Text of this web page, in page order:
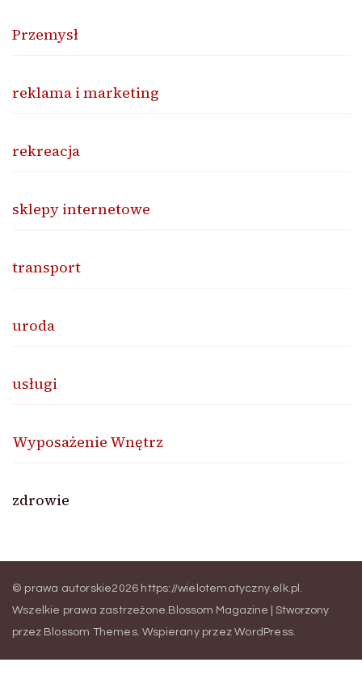
Przemysł
reklama i marketing
rekreacja
sklepy internetowe
transport
uroda
usługi
Wyposażenie Wnętrz
zdrowie
© prawa autorskie2026 https://wielotematyczny.elk.pl .
Wszelkie prawa zastrzeżone. Blossom Magazine | Stworzony
przez Blossom Themes. Wspierany przezWordPress.